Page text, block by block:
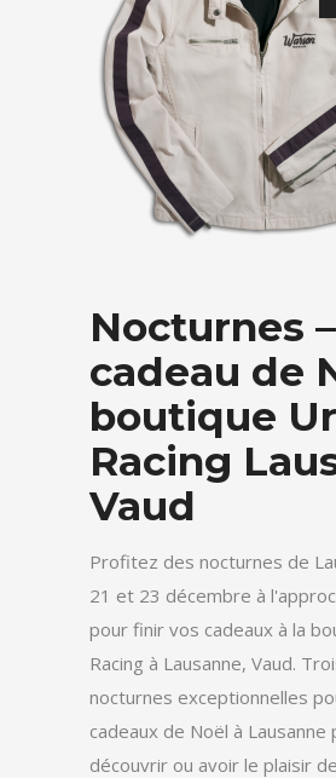
Nocturnes –
cadeau de
boutique
Racing
Vaud
Profitez des nocturnes de
21 et 23 décembre à
pour finir vos cadeaux à la
Racing à Lausanne, Vaud.
nocturnes exceptionnelles
cadeaux de Noël à Lausanne
découvrir ou avoir le plaisir